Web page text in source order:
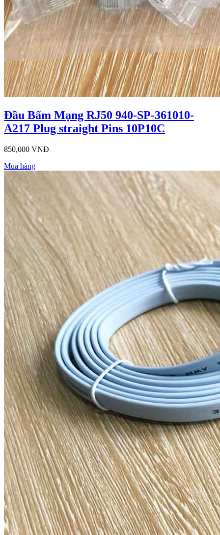
Đầu Bấm Mạng RJ50 940-SP-361010-
A217 Plug straight Pins 10P10C
850,000 VNĐ
Mua hàng